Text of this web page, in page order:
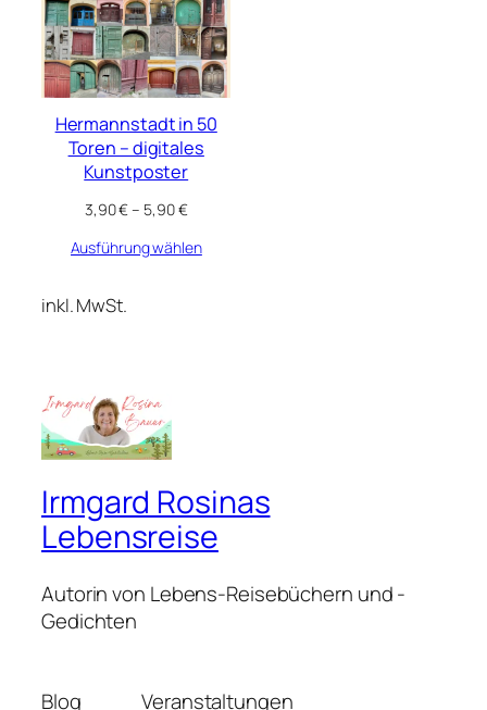
Hermannstadt in 50
Toren – digitales
Kunstposter
3,90€– 5,90€
Ausführung wählen
inkl. MwSt.
Irmgard Rosinas
Lebensreise
Autorin von Lebens-Reisebüchern und -
Gedichten
Blog Veranstaltungen